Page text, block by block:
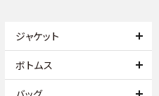
ジャケット
ボトムス